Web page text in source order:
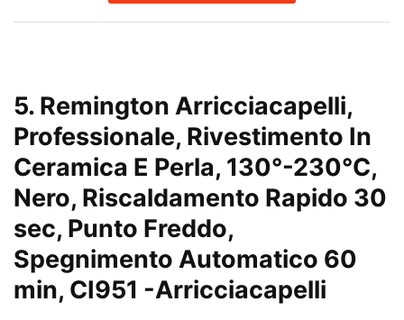
5. Remington Arricciacapelli,
Professionale, Rivestimento In
Ceramica E Perla, 130°-230°C,
Nero, Riscaldamento Rapido 30
sec, Punto Freddo,
Spegnimento Automatico 60
min, CI951 -Arricciacapelli